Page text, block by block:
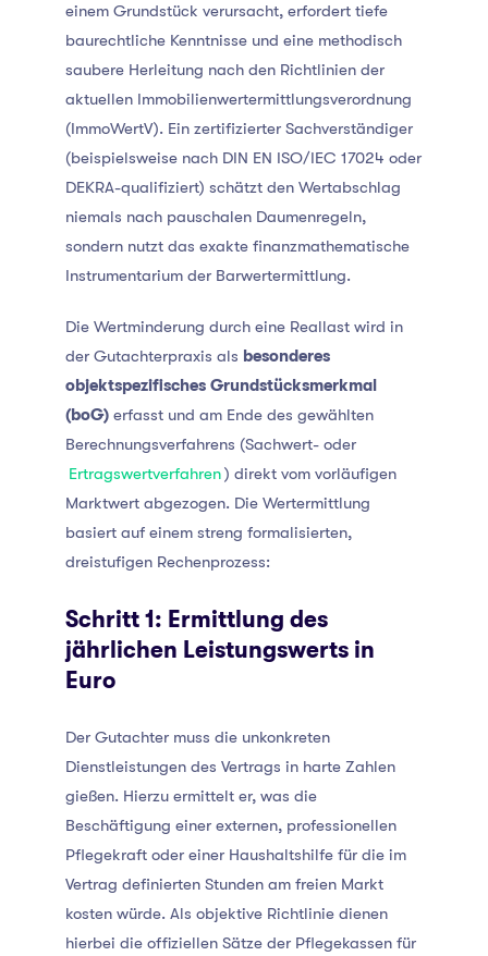
einem Grundstück verursacht, erfordert tiefe
baurechtliche Kenntnisse und eine methodisch
saubere Herleitung nach den Richtlinien der
aktuellen Immobilienwertermittlungsverordnung
(ImmoWertV). Ein zertifizierter Sachverständiger
(beispielsweise nach DIN EN ISO/IEC 17024 oder
DEKRA-qualifiziert) schätzt den Wertabschlag
niemals nach pauschalen Daumenregeln,
sondern nutzt das exakte finanzmathematische
Instrumentarium der Barwertermittlung.
Die Wertminderung durch eine Reallast wird in
der Gutachterpraxis als besonderes
objektspezifisches Grundstücksmerkmal
(boG) erfasst und am Ende des gewählten
Berechnungsverfahrens (Sachwert- oder
Ertragswertverfahren) direkt vom vorläufigen
Marktwert abgezogen. Die Wertermittlung
basiert auf einem streng formalisierten,
dreistufigen Rechenprozess:
Schritt 1: Ermittlung des
jährlichen Leistungswerts in
Euro
Der Gutachter muss die unkonkreten
Dienstleistungen des Vertrags in harte Zahlen
gießen. Hierzu ermittelt er, was die
Beschäftigung einer externen, professionellen
Pflegekraft oder einer Haushaltshilfe für die im
Vertrag definierten Stunden am freien Markt
kosten würde. Als objektive Richtlinie dienen
hierbei die offiziellen Sätze der Pflegekassen für